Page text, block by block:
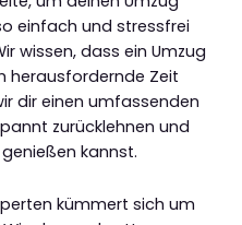
einfach und stressfrei
wissen, dass ein Umzug
herausfordernde Zeit
dir einen umfassenden
zurücklehnen und
kannst.
kümmert sich um